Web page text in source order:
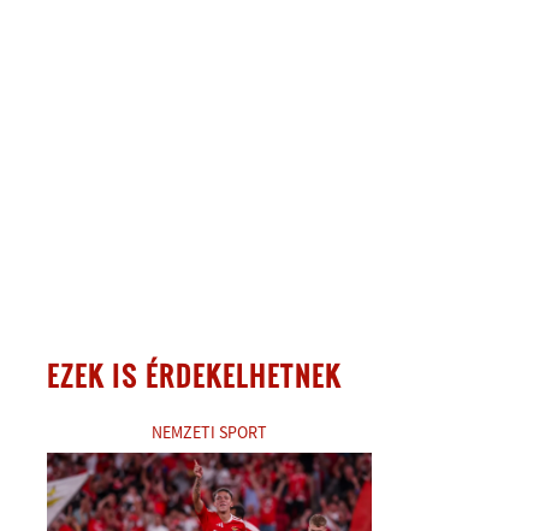
EZEK IS ÉRDEKELHETNEK
NEMZETI SPORT